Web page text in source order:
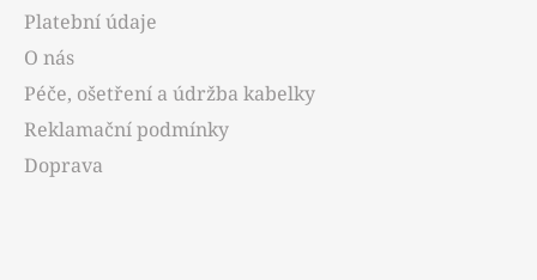
Platební údaje
O nás
Péče, ošetření a údržba kabelky
Reklamační podmínky
Doprava